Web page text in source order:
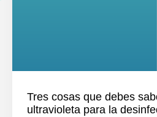
Tres cosas que debes
ultravioleta para la